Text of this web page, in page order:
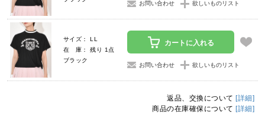
お問い合わせ 欲しいものリスト
サイズ： LL
在 庫： 残り 1点
ブラック
カートに入れる
お問い合わせ 欲しいものリスト
返品、交換について [詳細]
商品の在庫確保について [詳細]